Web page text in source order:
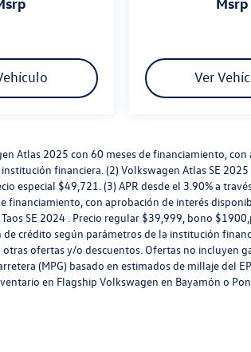
Ver
Atlas 2025 con 60 meses de financiamiento,
financiera. (2) Volkswagen Atlas SE 2025
especial $49,721. (3) APR desde el 3.90% a
financiamiento, con aprobación de interés
SE 2024 . Precio regular $39,999, bono
crédito según parámetros de la institución
ofertas y/o descuentos. Ofertas no incluyen
(MPG) basado en estimados de millaje del
en Flagship Volkswagen en Bayamón o